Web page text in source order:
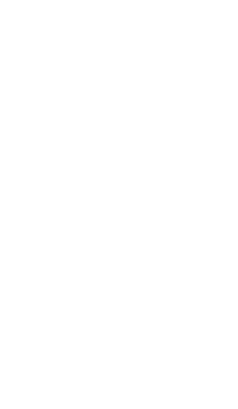
Millionen
Millionen
Kubikmeter
das